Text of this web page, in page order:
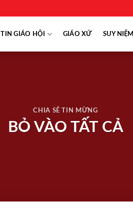
TIN GIÁO HỘI GIÁO XỨ SUY NIỆM
CHIA SẺ TIN MỪNG
BỎ VÀO TẤT CẢ